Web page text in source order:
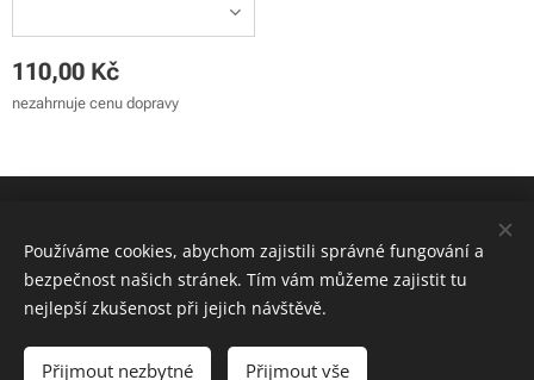
110,00 Kč
nezahrnuje cenu dopravy
Do košíku
Cookies
Používáme cookies, abychom zajistili správné fungování a
bezpečnost našich stránek. Tím vám můžeme zajistit tu
nejlepší zkušenost při jejich návštěvě.
Přijmout nezbytné Přijmout vše